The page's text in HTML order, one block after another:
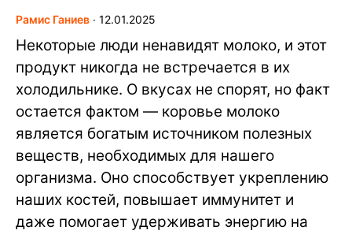
Рамис Ганиев ∙ 12.01.2025
Некоторые люди ненавидят молоко, и этот
продукт никогда не встречается в их
холодильнике. О вкусах не спорят, но факт
остается фактом — коровье молоко
является богатым источником полезных
веществ, необходимых для нашего
организма. Оно способствует укреплению
наших костей, повышает иммунитет и
даже помогает удерживать энергию на